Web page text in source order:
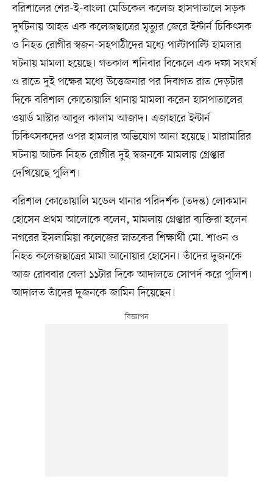
বরিশালের শের-ই-বাংলা মেডিকেল কলেজ হাসপাতালে সড়ক
দুর্ঘটনায় আহত এক কলেজছাত্রের মৃত্যুর জেরে ইন্টার্ন চিকিৎসক
ও নিহত রোগীর স্বজন-সহপাঠীদের মধ্যে পাল্টাপাল্টি হামলার
ঘটনায় মামলা হয়েছে। গতকাল শনিবার বিকেলে এক দফা সংঘর্ষ
ও রাতে দুই পক্ষের মধ্যে উত্তেজনার পর দিবাগত রাত দেড়টার
দিকে বরিশাল কোতোয়ালি থানায় মামলা করেন হাসপাতালের
ওয়ার্ড মাস্টার আবুল কালাম আজাদ। এজাহারে ইন্টার্ন
চিকিৎসকদের ওপর হামলার অভিযোগ আনা হয়েছে। মারামারির
ঘটনায় আটক নিহত রোগীর দুই স্বজনকে মামলায় গ্রেপ্তার
দেখিয়েছে পুলিশ।
বরিশাল কোতোয়ালি মডেল থানার পরিদর্শক (তদন্ত) লোকমান
হোসেন প্রথম আলোকে বলেন, মামলায় গ্রেপ্তার ব্যক্তিরা হলেন
নগরের ইসলামিয়া কলেজের স্নাতকের শিক্ষার্থী মো. শাওন ও
নিহত কলেজছাত্রের মামা আনোয়ার হোসেন। তাঁদের দুজনকে
আজ রোববার বেলা ১১টার দিকে আদালতে সোপর্দ করে পুলিশ।
আদালত তাঁদের দুজনকে জামিন দিয়েছেন।